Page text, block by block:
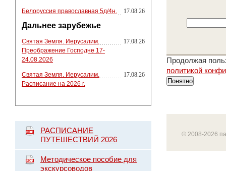
Белоруссия православная 5д/4н. 17.08.26
Дальнее зарубежье
Святая Земля. Иерусалим.
Преображение Господне 17-
24.08.2026
17.08.26
Святая Земля. Иерусалим.
Расписание на 2026 г.
17.08.26
РАСПИСАНИЕ
ПУТЕШЕСТВИЙ 2026
Методическое пособие для
экскурсоводов
Продолжая
политикой
Понятно
© 2008-2026